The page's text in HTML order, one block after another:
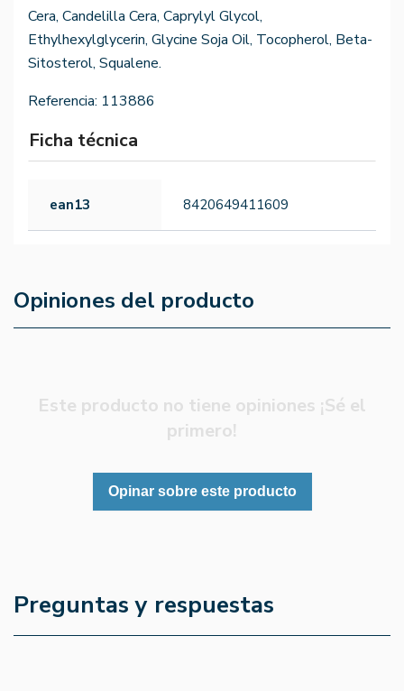
Cera, Candelilla Cera, Caprylyl Glycol,
Ethylhexylglycerin, Glycine Soja Oil, Tocopherol, Beta-
Sitosterol, Squalene.
Referencia: 113886
Ficha técnica
ean13 8420649411609
Opiniones del producto
Este producto no tiene opiniones ¡Sé el
primero!
Opinar sobre este producto
Preguntas y respuestas